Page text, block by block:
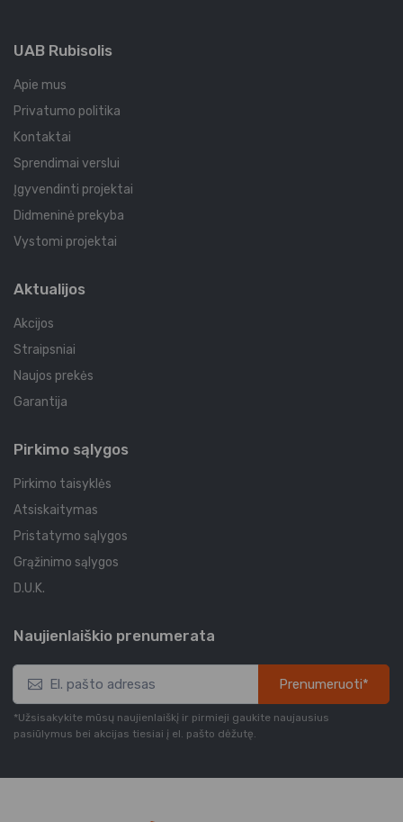
UAB Rubisolis
Apie mus
Privatumo politika
Kontaktai
Sprendimai verslui
Įgyvendinti projektai
Didmeninė prekyba
Vystomi projektai
Aktualijos
Akcijos
Straipsniai
Naujos prekės
Garantija
Pirkimo sąlygos
Pirkimo taisyklės
Atsiskaitymas
Pristatymo sąlygos
Grąžinimo sąlygos
D.U.K.
Naujienlaiškio prenumerata
Prenumeruoti*
*Užsisakykite mūsų naujienlaiškį ir pirmieji gaukite naujausius
pasiūlymus bei akcijas tiesiai į el. pašto dėžutę.